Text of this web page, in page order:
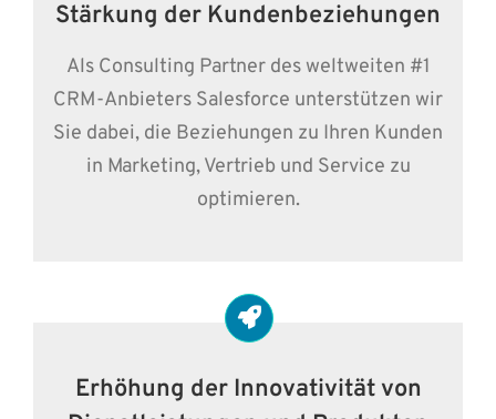
Stärkung der Kundenbeziehungen
Als Consulting Partner des weltweiten #1
CRM-Anbieters Salesforce unterstützen wir
Sie dabei, die Beziehungen zu Ihren Kunden
in Marketing, Vertrieb und Service zu
optimieren.
Erhöhung der Innovativität von